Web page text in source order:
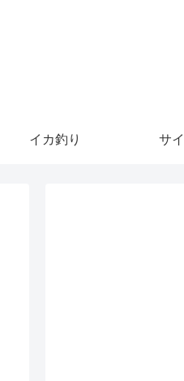
イカ釣り サ